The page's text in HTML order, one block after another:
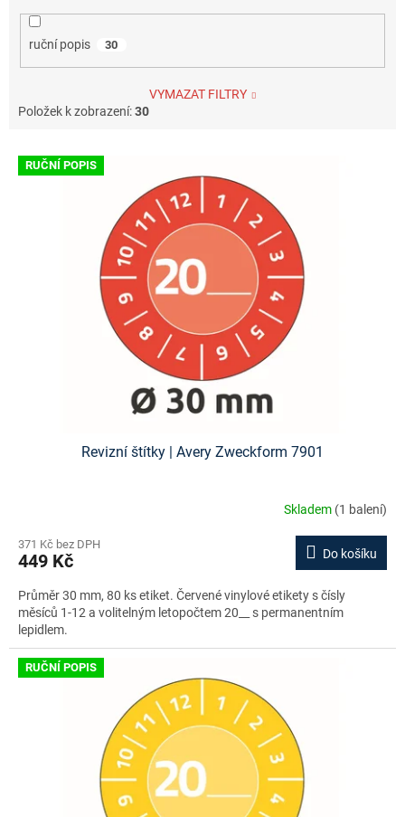
ruční popis 30
VYMAZAT FILTRY
Položek k zobrazení:30
V RUČNÍ POPIS
Revizní štítky | Avery Zweckform 7901
Skladem (1 balení)
371 Kč bez DPH
449 Kč Do košíku
Průměr 30 mm, 80 ks etiket. Červené vinylové etikety s čísly
měsíců 1-12 a volitelným letopočtem 20__ s permanentním
lepidlem.
RUČNÍ POPIS